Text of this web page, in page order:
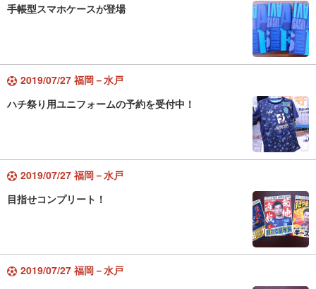
手帳型スマホケースが登場
2019/07/27 福岡－水戸
ハチ祭り用ユニフォームの予約を受付中！
2019/07/27 福岡－水戸
目指せコンプリート！
2019/07/27 福岡－水戸